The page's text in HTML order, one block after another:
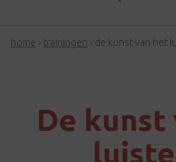
home › trainingen › de kunst van het
De kunst